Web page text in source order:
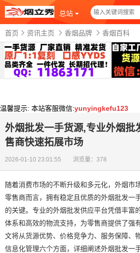
总站
首页 资讯主页 香烟品牌 香烟百科
温馨提示: 本站客服微信:yunyingkefu123
外烟批发一手货源,专业外烟批
售商快速拓展市场
2026-01-10 23:01:55 浏览量：378
随着消费市场的不断升级和多元化，外烟市
零售商而言，拥有稳定且优质的外烟批发一
的关键。专业的外烟批发供应平台凭借丰富
体系和高效的物流支持，为零售商提供了强
文将从货源优势、价格竞争力、服务保障、
信息化管理六个方面，详细阐述外烟批发一